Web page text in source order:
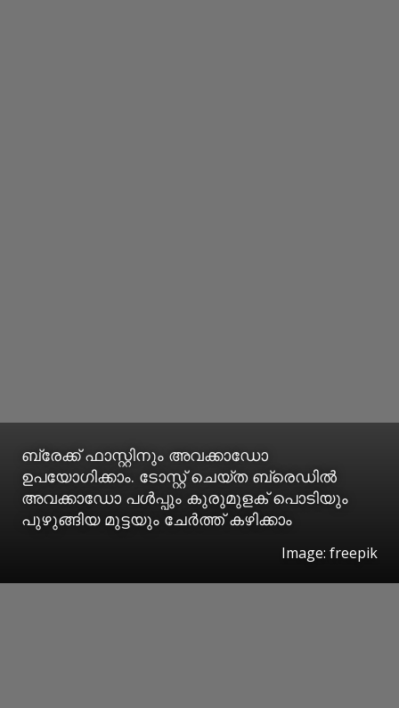
ബ്രേക്ക് ഫാസ്റ്റിനും അവക്കാഡോ
ഉപയോഗിക്കാം. ടോസ്റ്റ് ചെയ്ത ബ്രെഡില്‍
അവക്കാഡോ പള്‍പ്പും കുരുമുളക് പൊടിയും
പുഴുങ്ങിയ മുട്ടയും ചേര്‍ത്ത് കഴിക്കാം
Image: freepik